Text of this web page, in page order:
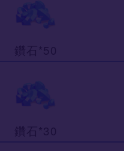
鑽石*50
鑽石*30